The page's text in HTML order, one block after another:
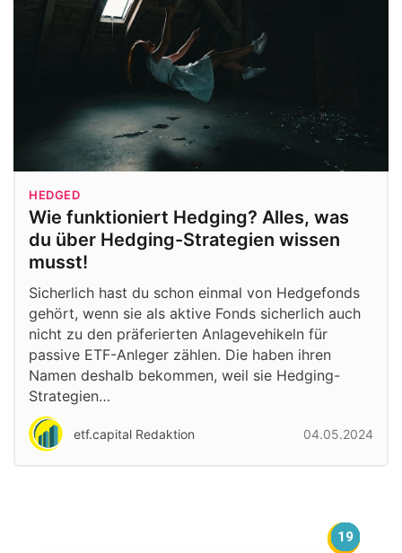
HEDGED
Wie funktioniert Hedging? Alles, was
du über Hedging-Strategien wissen
musst!
Sicherlich hast du schon einmal von Hedgefonds
gehört, wenn sie als aktive Fonds sicherlich auch
nicht zu den präferierten Anlagevehikeln für
passive ETF-Anleger zählen. Die haben ihren
Namen deshalb bekommen, weil sie Hedging-
Strategien…
etf.capital Redaktion 04.05.2024